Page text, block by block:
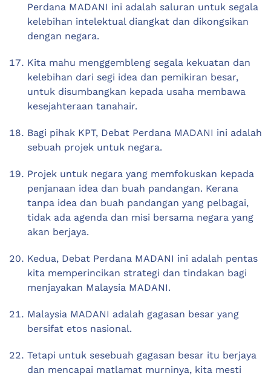
Perdana MADANI ini adalah saluran untuk segala
kelebihan intelektual diangkat dan dikongsikan
dengan negara.
Kita mahu menggembleng segala kekuatan dan
kelebihan dari segi idea dan pemikiran besar,
untuk disumbangkan kepada usaha membawa
kesejahteraan tanahair.
Bagi pihak KPT, Debat Perdana MADANI ini adalah
sebuah projek untuk negara.
Projek untuk negara yang memfokuskan kepada
penjanaan idea dan buah pandangan. Kerana
tanpa idea dan buah pandangan yang pelbagai,
tidak ada agenda dan misi bersama negara yang
akan berjaya.
Kedua, Debat Perdana MADANI ini adalah pentas
kita memperincikan strategi dan tindakan bagi
menjayakan Malaysia MADANI.
Malaysia MADANI adalah gagasan besar yang
bersifat etos nasional.
Tetapi untuk sesebuah gagasan besar itu berjaya
dan mencapai matlamat murninya, kita mesti